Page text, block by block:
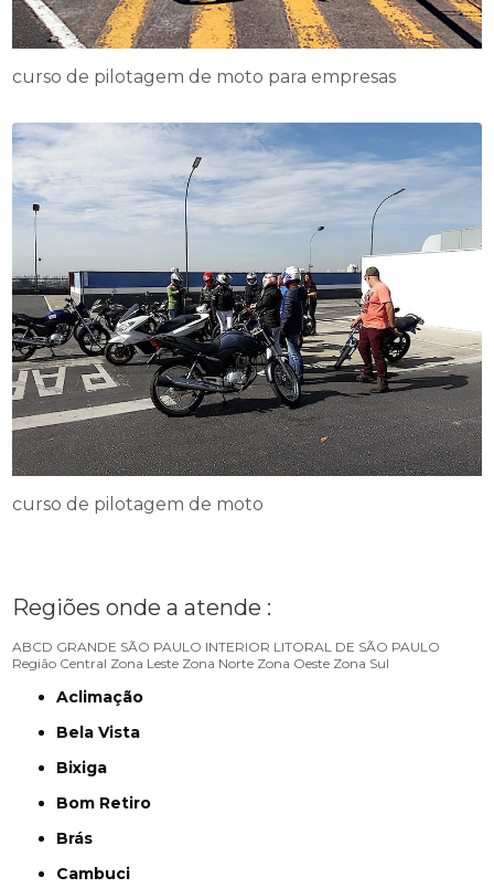
curso de pilotagem de moto para empresas
curso de pilotagem de moto
Regiões onde a atende :
ABCD GRANDE SÃO PAULO INTERIOR LITORAL DE SÃO PAULO
Região Central Zona Leste Zona Norte Zona Oeste Zona Sul
Aclimação
Bela Vista
Bixiga
Bom Retiro
Brás
Cambuci